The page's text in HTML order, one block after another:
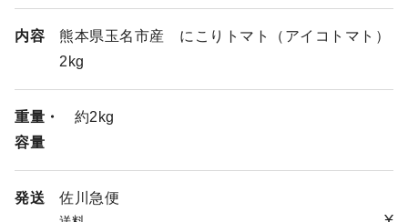
内容
熊本県玉名市産 にこりトマト（アイコトマト）
2kg
重量・
容量
約2kg
発送 佐川急便